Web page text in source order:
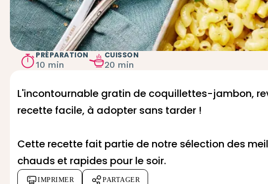
PRÉPARATION
10 min
CUISSON
20 min
L'incontournable gratin de coquillettes-jambon,
recette facile, à adopter sans tarder !
Cette recette fait partie de notre sélection des
chauds et rapides pour le soir.
IMPRIMER PARTAGER